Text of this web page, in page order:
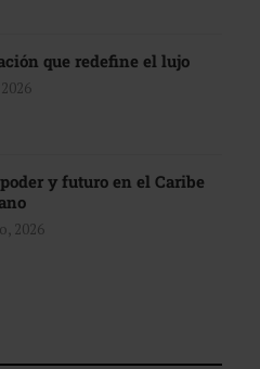
que redefine el lujo
y futuro en el Caribe
2026